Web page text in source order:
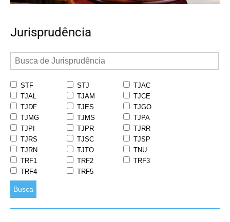
Jurisprudência
STF STJ
TJAC
TJAL
TJAM
TJCE
TJDF
TJES
TJGO
TJMG
TJMS
TJPA
TJPI
TJPR
TJRR
TJRS
TJSC
TJSP
TJRN
TJTO
TNU
TRF1
TRF2
TRF3
TRF4
TRF5
Busca